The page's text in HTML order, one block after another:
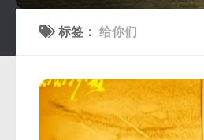
标签： 给你们